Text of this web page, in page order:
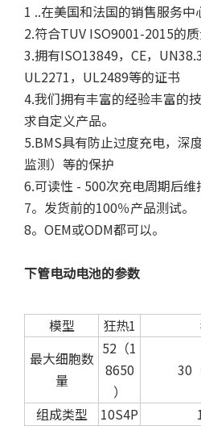
1 ..在美国和法国的销售服务中
2.符合TUV ISO9001-2015的质
3.拥有ISO13849，CE，
UL2271，UL2489等的证书
4.我们拥有丰富的经验丰富的
求自定义产品。
5.BMS具有防止过度充电，深
监测）等的保护
6.可读性 - 500次充电周期后
7。发货前的100％产品测试。
8。OEM或ODM都可以。
下管电动电池的参数
模型 狂热1
最大细胞数
量
52（1
8650
）
30
组成类型
10S4P